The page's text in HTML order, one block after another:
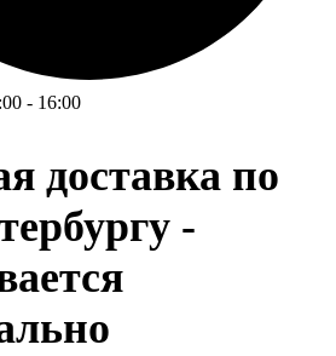
- 16:00
доставка по
-